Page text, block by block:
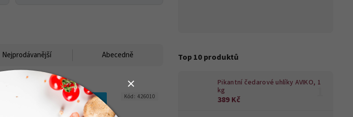
Top 10 produktů
Pikantní čedarové uhlíky AVIKO, 1
kg
389 Kč
Nejprodávanější Abecedně
Kód:
CHLAZENÁ
DOPRAVA
Kód: 426010